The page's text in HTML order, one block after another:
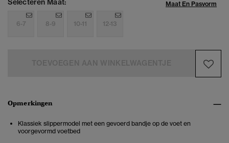
Selecteren Maat: Maat En Pasvorm
6-7 8-9 10-11 12-13
Opmerkingen
Klassiek slippermodel met een gevoerd bandje op de voet en
voorgevormd voetbed